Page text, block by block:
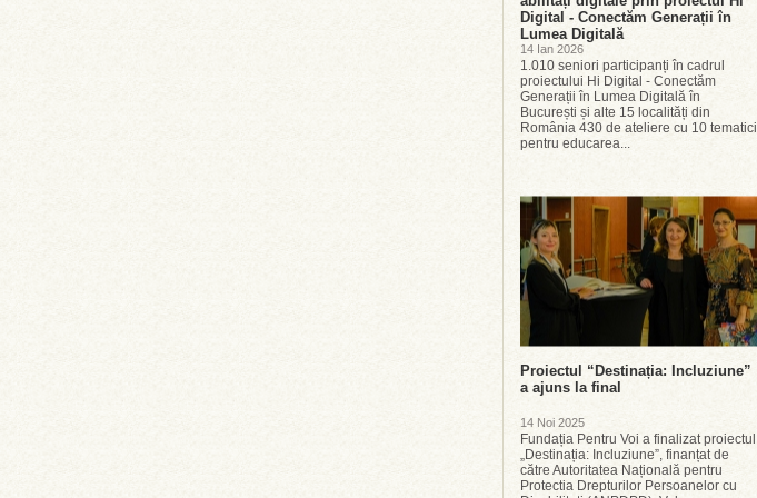
Digital - Conectăm Generații în
Lumea Digitală
14 Ian 2026
1.010 seniori participanți în cadrul
proiectului Hi Digital - Conectăm
Generații în Lumea Digitală în
București și alte 15 localități din
România 430 de ateliere cu 10 tematici
pentru educarea...
Proiectul “Destinația: Incluziune”
a ajuns la final
14 Noi 2025
Fundația Pentru Voi a finalizat proiectul
„Destinația: Incluziune”, finanțat de
către Autoritatea Națională pentru
Protectia Drepturilor Persoanelor cu